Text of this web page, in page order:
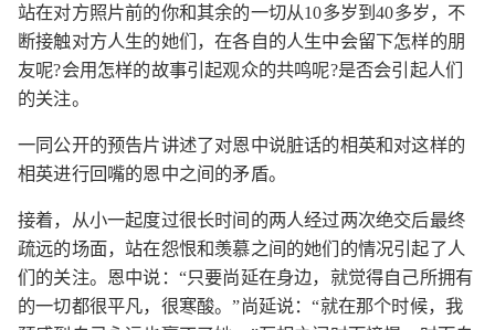
站在对方照片前的你和其余的一切从10多岁到40多岁，不
断接触对方人生的她们，在各自的人生中会留下怎样的朋
友呢?会用怎样的故事引起观众的共鸣呢?是否会引起人们
的关注。
一同公开的预告片讲述了对恩中说脏话的相英和对这样的
相英进行回嘴的恩中之间的矛盾。
接着，从小一起度过很长时间的两人经过两次绝交后最终
疏远的场面，站在怨恨和羡慕之间的她们的情况引起了人
们的关注。恩中说：“只要尚延在身边，就觉得自己所拥有
的一切都很平凡，很寒酸。”尚延说：“就在那个时候，我